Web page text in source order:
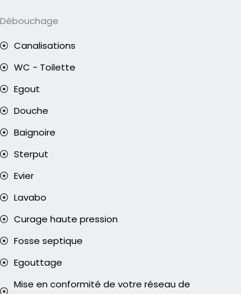
Débouchage
Canalisations
WC - Toilette
Egout
Douche
Baignoire
Sterput
Evier
Lavabo
Curage haute pression
Fosse septique
Egouttage
Mise en conformité de votre réseau de